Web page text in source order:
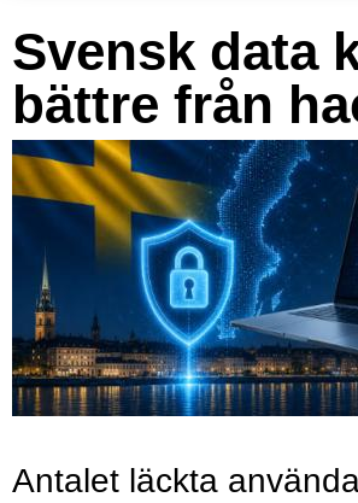
Svensk data
bättre från
Antalet läckta